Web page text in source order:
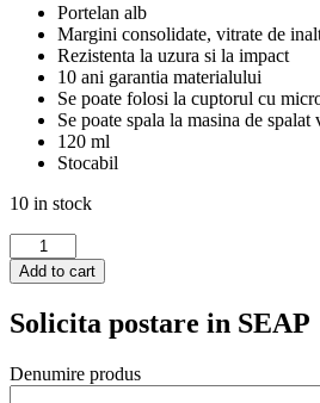
Portelan alb
Margini consolidate, vitrate de
Rezistenta la uzura si la impact
10 ani garantia materialului
Se poate folosi la cuptorul cu
Se poate spala la masina de spalat
120 ml
Stocabil
10 in stock
Ceasca
Hendi
mocha
ml,
gama
Add to cart
Solicita postare in SEAP
Denumire produs